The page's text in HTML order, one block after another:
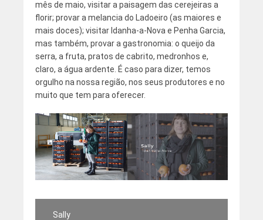
mês de maio, visitar a paisagem das cerejeiras a
florir; provar a melancia do Ladoeiro (as maiores e
mais doces); visitar Idanha-a-Nova e Penha Garcia,
mas também, provar a gastronomia: o queijo da
serra, a fruta, pratos de cabrito, medronhos e,
claro, a água ardente. É caso para dizer, temos
orgulho na nossa região, nos seus produtores e no
muito que tem para oferecer.
Sally